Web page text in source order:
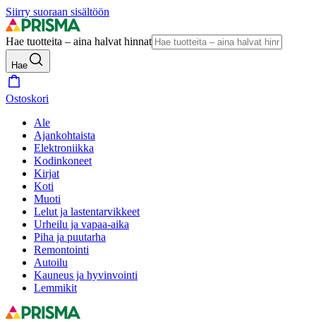
Siirry suoraan sisältöön
Hae tuotteita – aina halvat hinnat
Hae
Ostoskori
Ale
Ajankohtaista
Elektroniikka
Kodinkoneet
Kirjat
Koti
Muoti
Lelut ja lastentarvikkeet
Urheilu ja vapaa-aika
Piha ja puutarha
Remontointi
Autoilu
Kauneus ja hyvinvointi
Lemmikit